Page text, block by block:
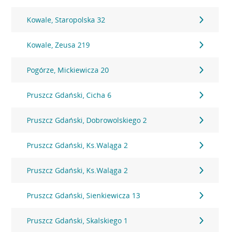
Kowale, Staropolska 32
Kowale, Zeusa 219
Pogórze, Mickiewicza 20
Pruszcz Gdański, Cicha 6
Pruszcz Gdański, Dobrowolskiego 2
Pruszcz Gdański, Ks.Waląga 2
Pruszcz Gdański, Ks.Waląga 2
Pruszcz Gdański, Sienkiewicza 13
Pruszcz Gdański, Skalskiego 1